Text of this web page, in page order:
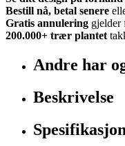
Bestill nå, betal senere
Gratis annulering gjelder
200.000+ trær plantet
Andre har
Beskrivelse